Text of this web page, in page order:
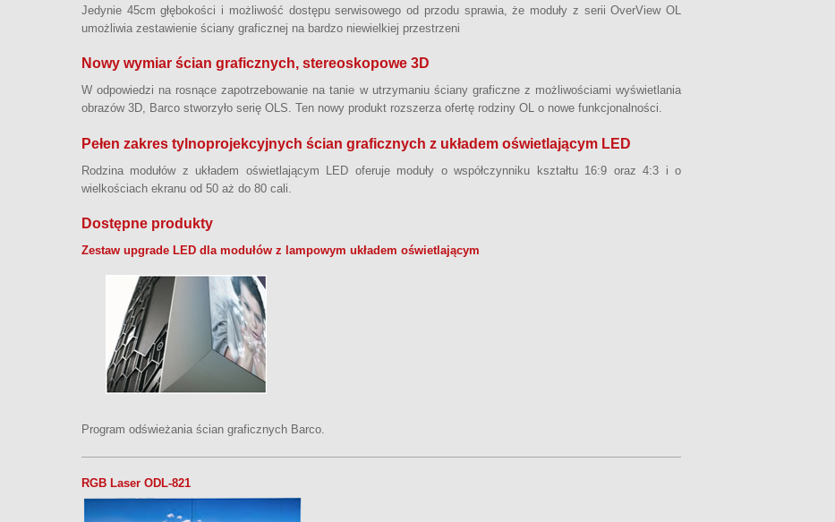
Jedynie 45cm głębokości i możliwość dostępu serwisowego od przodu sprawia, że moduły z serii OverView OL
umożliwia zestawienie ściany graficznej na bardzo niewielkiej przestrzeni
Nowy wymiar ścian graficznych, stereoskopowe 3D
W odpowiedzi na rosnące zapotrzebowanie na tanie w utrzymaniu ściany graficzne z możliwościami wyświetlania
obrazów 3D, Barco stworzyło serię OLS. Ten nowy produkt rozszerza ofertę rodziny OL o nowe funkcjonalności.
Pełen zakres tylnoprojekcyjnych ścian graficznych z układem oświetlającym LED
Rodzina modułów z układem oświetlającym LED oferuje moduły o współczynniku kształtu 16:9 oraz 4:3 i o
wielkościach ekranu od 50 aż do 80 cali.
Dostępne produkty
Zestaw upgrade LED dla modułów z lampowym układem oświetlającym
Program odświeżania ścian graficznych Barco.
RGB Laser ODL-821